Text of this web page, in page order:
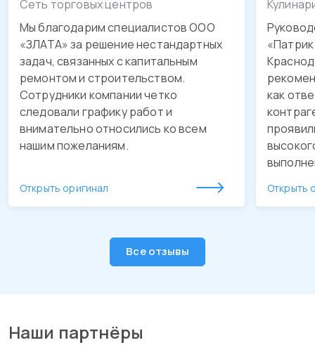
Сеть торговых центров
Мы благодарим специалистов ООО
«ЗЛАТА» за решение нестандартных
задач, связанных с капитальным
ремонтом и строительством.
Сотрудники компании четко
следовали графику работ и
внимательно относились ко всем
нашим пожеланиям.
Открыть оригинал
как
Открыть
Все отзывы
Наши партнёры